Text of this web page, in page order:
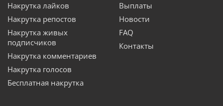
Накрутка лайков
Накрутка репостов
Накрутка живых
подписчиков
Накрутка комментариев
Накрутка голосов
Бесплатная накрутка
Выплаты
Новости
FAQ
Контакты